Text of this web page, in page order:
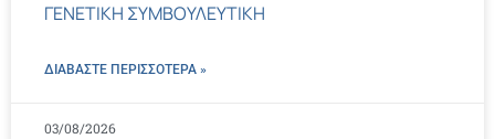
ΓΕΝΕΤΙΚΗ ΣΥΜΒΟΥΛΕΥΤΙΚΗ
ΔΙΑΒΑΣΤΕ ΠΕΡΙΣΣΌΤΕΡΑ »
03/08/2026